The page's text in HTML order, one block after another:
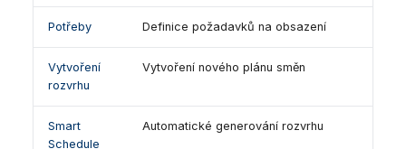
Potřeby Definice požadavků na obsazení
Vytvoření
rozvrhu
Vytvoření nového plánu směn
Smart
Schedule
Automatické generování rozvrhu